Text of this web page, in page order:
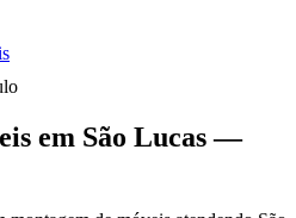
em São Lucas—